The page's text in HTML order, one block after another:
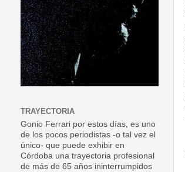
TRAYECTORIA
Gonio Ferrari por estos días, es uno
de los pocos periodistas -o tal vez el
único- que puede exhibir en
Córdoba una trayectoria profesional
de más de 65 años ininterrumpidos